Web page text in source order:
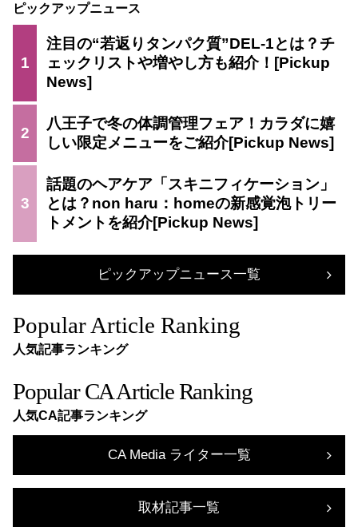
ピックアップニュース
1
注目の“若返りタンパク質”DEL-1とは？チ
ェックリストや増やし方も紹介！
2
八王子で冬の体調管理フェア！カラダに嬉
しい限定メニューをご紹介
3
話題のヘアケア「スキニフィケーション」
とは？non haru：homeの新感覚泡トリー
トメントを紹介
ピックアップニュース一覧
Popular Article Ranking
人気記事ランキング
Popular CA Article Ranking
人気CA記事ランキング
CA Media ライター一覧
取材記事一覧